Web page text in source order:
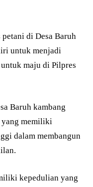
di Desa Baruh
untuk menjadi
maju di Pilpres
Baruh kambang
yang memiliki
dalam membangun
kepedulian yang